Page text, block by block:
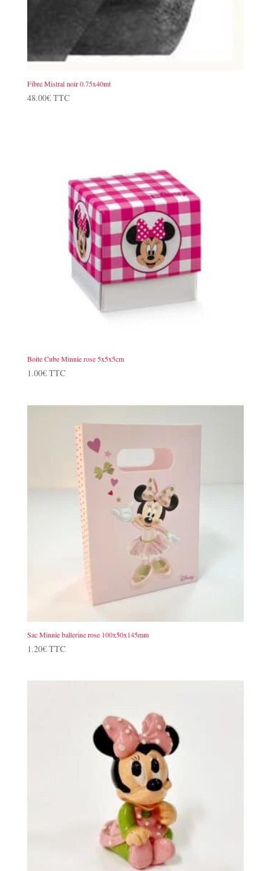
Fibre Mistral noir 0.75x40mt
48.00€ TTC
Boite Cube Minnie rose 5x5x5cm
1.00€ TTC
Sac Minnie ballerine rose 100x50x145mm
1.20€ TTC